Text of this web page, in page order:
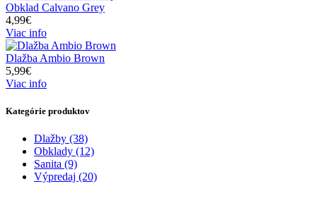
Obklad Calvano Grey
4,99€
Viac info
Dlažba Ambio Brown
5,99€
Viac info
Kategórie produktov
Dlažby (38)
Obklady (12)
Sanita (9)
Výpredaj (20)